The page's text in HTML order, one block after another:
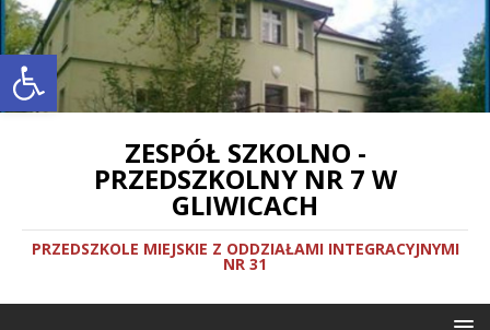
Otwórz pasek narzędzi
ZESPÓŁ SZKOLNO -
PRZEDSZKOLNY NR 7 W
GLIWICACH
PRZEDSZKOLE MIEJSKIE Z ODDZIAŁAMI INTEGRACYJNYMI
NR 31